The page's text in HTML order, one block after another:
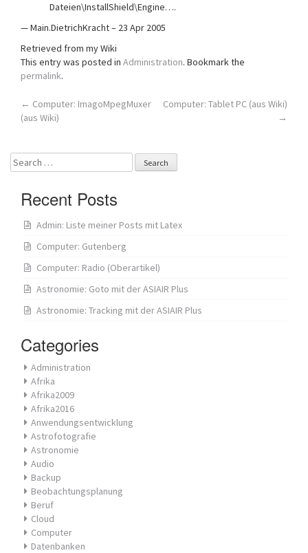
Dateien\InstallShield\Engine….
— Main.DietrichKracht – 23 Apr 2005
Retrieved from my Wiki
This entry was posted in Administration. Bookmark the
permalink.
Post
← Computer: ImagoMpegMuxer
(aus Wiki)
Computer: Tablet PC (aus Wiki)
→
Search
for:
Recent Posts
Admin: Liste meiner Posts mit Latex
Computer: Gutenberg
Computer: Radio (Oberartikel)
Astronomie: Goto mit der ASIAIR Plus
Astronomie: Tracking mit der ASIAIR Plus
Categories
Administration
Afrika
Afrika2009
Afrika2016
Anwendungsentwicklung
Astrofotografie
Astronomie
Audio
Backup
Beobachtungsplanung
Beruf
Cloud
Computer
Datenbanken